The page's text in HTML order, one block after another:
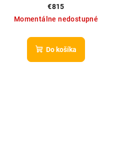
€815
Momentálne nedostupné
Do košíka